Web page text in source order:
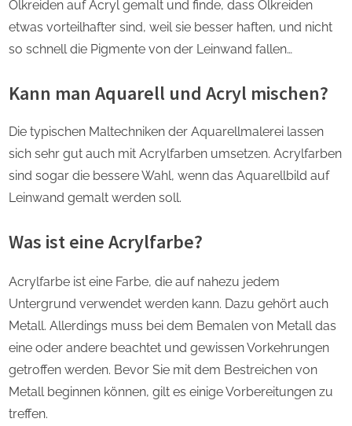
Ölkreiden auf Acryl gemalt und finde, dass Ölkreiden
etwas vorteilhafter sind, weil sie besser haften, und nicht
so schnell die Pigmente von der Leinwand fallen…
Kann man Aquarell und Acryl mischen?
Die typischen Maltechniken der Aquarellmalerei lassen
sich sehr gut auch mit Acrylfarben umsetzen. Acrylfarben
sind sogar die bessere Wahl, wenn das Aquarellbild auf
Leinwand gemalt werden soll.
Was ist eine Acrylfarbe?
Acrylfarbe ist eine Farbe, die auf nahezu jedem
Untergrund verwendet werden kann. Dazu gehört auch
Metall. Allerdings muss bei dem Bemalen von Metall das
eine oder andere beachtet und gewissen Vorkehrungen
getroffen werden. Bevor Sie mit dem Bestreichen von
Metall beginnen können, gilt es einige Vorbereitungen zu
treffen.